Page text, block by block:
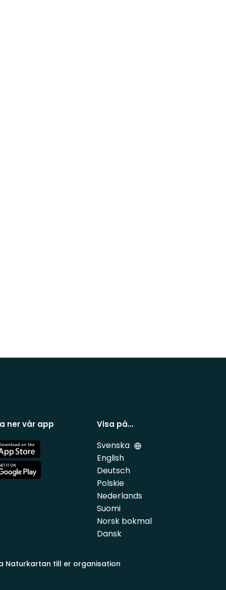
ner vår app Visa på…
Svenska
English
Deutsch
Polskie
Nederlands
Suomi
Norsk bokmal
Dansk
Naturkartan till er organisation